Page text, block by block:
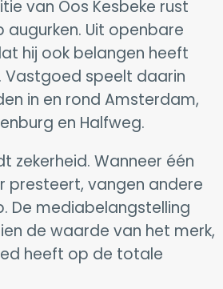
van Oos Kesbeke rust
augurken. Uit openbare
hij ook belangen heeft
Vastgoed speelt daarin
in en rond Amsterdam,
en Halfweg.
zekerheid. Wanneer één
presteert, vangen andere
De mediabelangstelling
de waarde van het merk,
heeft op de totale